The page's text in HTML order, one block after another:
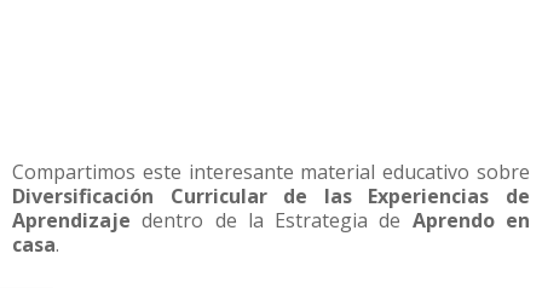
Compartimos este interesante material educativo sobre
Diversificación Curricular de las Experiencias de
Aprendizaje dentro de la Estrategia de Aprendo en
casa.